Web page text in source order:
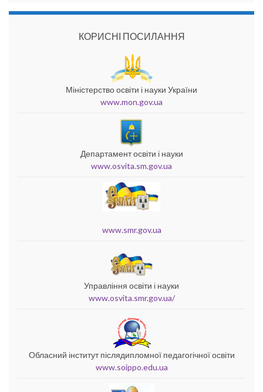
КОРИСНІ ПОСИЛАННЯ
Міністерство освіти і науки України
www.mon.gov.ua
Департамент освіти і науки
www.osvita.sm.gov.ua
www.smr.gov.ua
Управління освіти і науки
www.osvita.smr.gov.ua/
Обласний інститут післядипломної педагогічної освіти
www.soippo.edu.ua